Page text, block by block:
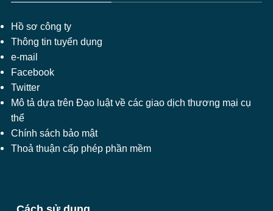
Hồ sơ công ty
Thông tin tuyển dụng
e-mail
Facebook
Twitter
Mô tả dựa trên Đạo luật về các giao dịch thương mại cụ
thể
Chính sách bảo mật
Thoả thuận cấp phép phần mềm